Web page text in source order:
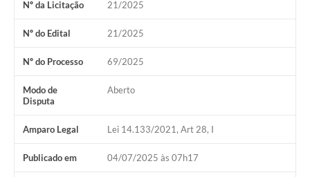
Nº da Licitação 21/2025
Nº do Edital 21/2025
Nº do Processo 69/2025
Modo de
Disputa
Aberto
Amparo Legal Lei 14.133/2021, Art 28, I
Publicado em 04/07/2025 às 07h17